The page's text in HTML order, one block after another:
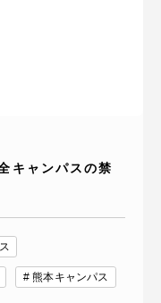
キャンパスの禁
熊本キャンパス